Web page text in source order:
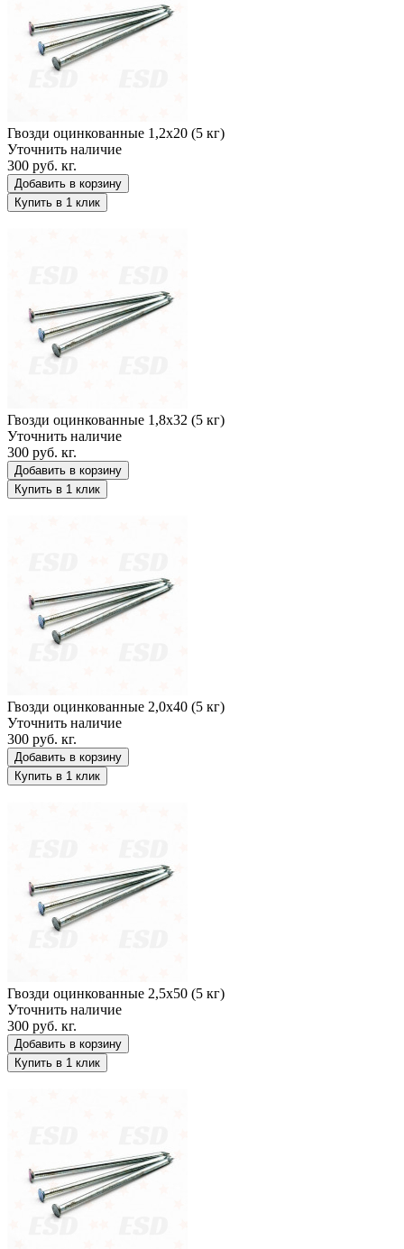
Гвозди оцинкованные 1,2х20 (5 кг)
Уточнить наличие
300 руб. кг.
Добавить в корзину
Купить в 1 клик
Гвозди оцинкованные 1,8х32 (5 кг)
Уточнить наличие
300 руб. кг.
Добавить в корзину
Купить в 1 клик
Гвозди оцинкованные 2,0х40 (5 кг)
Уточнить наличие
300 руб. кг.
Добавить в корзину
Купить в 1 клик
Гвозди оцинкованные 2,5х50 (5 кг)
Уточнить наличие
300 руб. кг.
Добавить в корзину
Купить в 1 клик